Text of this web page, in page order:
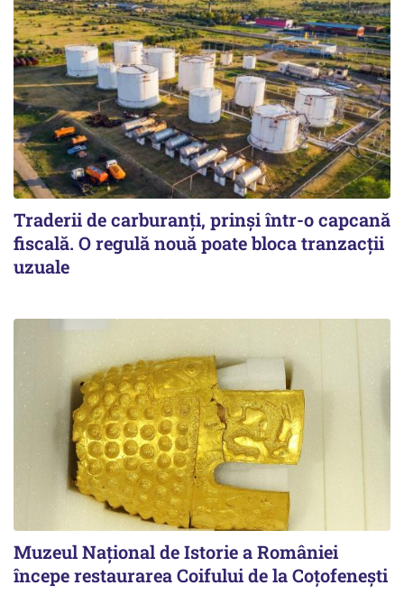
Traderii de carburanți, prinși într-o capcană
fiscală. O regulă nouă poate bloca tranzacții
uzuale
Muzeul Național de Istorie a României
începe restaurarea Coifului de la Coțofenești